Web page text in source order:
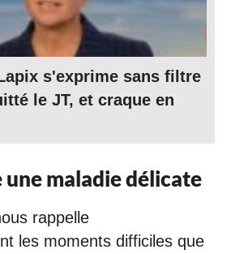
s'exprime sans filtre
le JT, et craque en
maladie délicate
rappelle
les moments difficiles que